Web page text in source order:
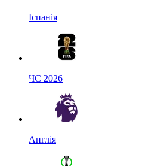
Іспанія
ЧС 2026
Англія